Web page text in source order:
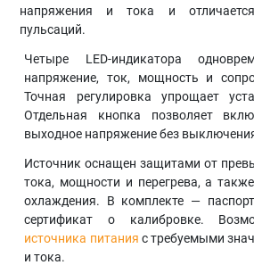
напряжения и тока и
пульсаций.
Четыре LED-индикатора
напряжение, ток, мощность и
Точная регулировка упрощает
Отдельная кнопка позволяет
выходное напряжение без
Источник оснащен защитами от
тока, мощности и перегрева, а
охлаждения. В комплекте —
сертификат о калибровке.
источника питания с требуемыми
и тока.